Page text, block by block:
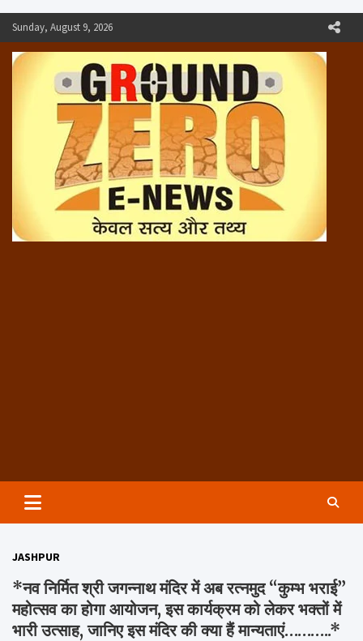
Skip
to
content
Sunday, August 9, 2026
Groundzeronews
JASHPUR
*नव निर्मित श्री जगन्नाथ मंदिर में अब रत्नमुद “कुम्भ भराई”
महोत्सव का होगा आयोजन, इस कार्यक्रम को लेकर भक्तों में
भारी उत्साह, जानिए इस मंदिर की क्या हैं मान्यताएं………..*